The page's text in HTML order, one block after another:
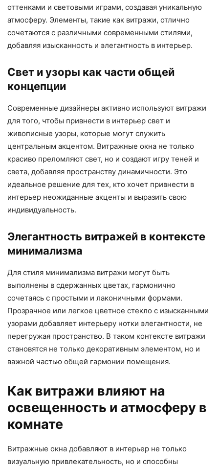
оттенками и световыми играми, создавая уникальную
атмосферу. Элементы, такие как витражи, отлично
сочетаются с различными современными стилями,
добавляя изысканность и элегантность в интерьер.
Свет и узоры как части общей
концепции
Современные дизайнеры активно используют витражи
для того, чтобы привнести в интерьер свет и
живописные узоры, которые могут служить
центральным акцентом. Витражные окна не только
красиво преломляют свет, но и создают игру теней и
света, добавляя пространству динамичности. Это
идеальное решение для тех, кто хочет привнести в
интерьер неожиданные акценты и выразить свою
индивидуальность.
Элегантность витражей в контексте
минимализма
Для стиля минимализма витражи могут быть
выполнены в сдержанных цветах, гармонично
сочетаясь с простыми и лаконичными формами.
Прозрачное или легкое цветное стекло с изысканными
узорами добавляет интерьеру нотки элегантности, не
перегружая пространство. В таком контексте витражи
становятся не только декоративным элементом, но и
важной частью общей гармонии помещения.
Как витражи влияют на
освещенность и атмосферу в
комнате
Витражные окна добавляют в интерьер не только
визуальную привлекательность, но и способны